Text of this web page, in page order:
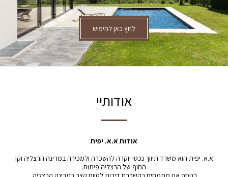
לחץ כאן לחיפוש
אודותיי
אודות א.א. יפית
א.א. יפית הוא משרד תיווך נכסי יוקרה להשכרה ולמכירה במרינה הרצליה וקו
החוף של הרצליה פיתוח.